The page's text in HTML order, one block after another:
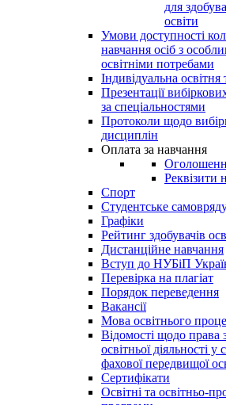
для
освіти
Умови доступності
навчання осіб з
освітніми потребами
Індивідуальна освітня
Презентації
за спеціальностями
Протоколи щодо
дисциплін
Оплата за навчання
Реквізити
Спорт
Студентське
Графіки
Рейтинг здобувачів
Дистанційне навчання
Вступ до НУБіП
Перевірка на плагіат
Порядок переведення
Вакансії
Мова освітнього
Відомості щодо права
освітньої діяльності у
фахової передвищої
Сертифікати
Освітні та освітньо-